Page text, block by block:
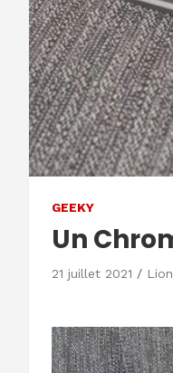
GEEKY
Un
21 juillet 2021